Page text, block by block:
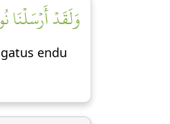
وَلَقَدۡ
endu